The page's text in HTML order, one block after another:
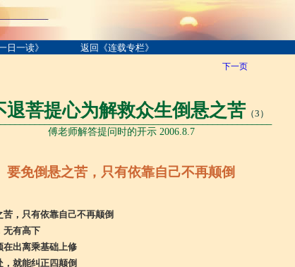
日一读》 返回《连载专栏》
下一页
退菩提心为解救众生倒悬之苦 （3）
傅老师解答提问时的开示 2006.8.7
要免倒悬之苦，只有依靠自己不再颠倒
苦，只有依靠自己不再颠倒
无有高下
在出离乘基础上修
，就能纠正四颠倒